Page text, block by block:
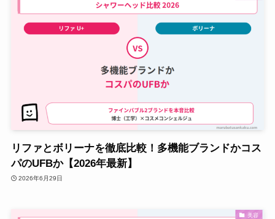
リファとボリーナを徹底比較！多機能ブランドかコス
パのUFBか【2026年最新】
2026年6月29日
美容